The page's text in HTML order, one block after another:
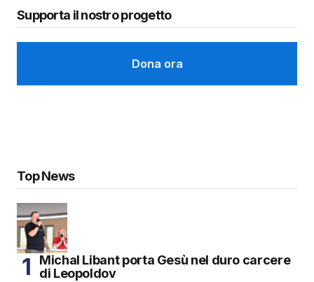
Supporta il nostro progetto
Dona ora
Top News
Michal Libant porta Gesù nel duro carcere
di Leopoldov